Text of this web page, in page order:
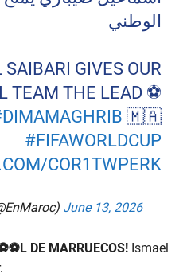
الوطني
SAIBARI GIVES OUR
TEAM THE LEAD ⚽
🇲🇦
#FIFAWORLDCUP
COR1TWPERK
June 13, 2026
DE MARRUECOS! Ismael